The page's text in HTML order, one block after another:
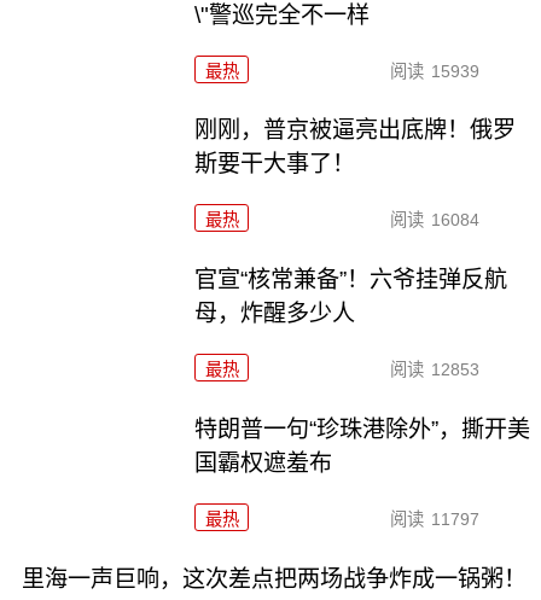
\"警巡完全不一样
最热 阅读 15939
刚刚，普京被逼亮出底牌！俄罗
斯要干大事了！
最热 阅读 16084
官宣“核常兼备”！六爷挂弹反航
母，炸醒多少人
最热 阅读 12853
特朗普一句“珍珠港除外”，撕开美
国霸权遮羞布
最热 阅读 11797
里海一声巨响，这次差点把两场战争炸成一锅粥！